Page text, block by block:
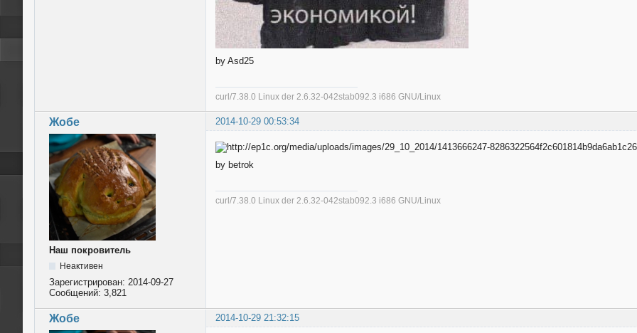
by Asd25
curl/7.38.0 Linux der 2.6.32-042stab092.3 i686 GNU/Linux
Жобе 2014-10-29 00:53:34
Наш покровитель
Неактивен
Зарегистрирован: 2014-09-27
Сообщений: 3,821
by betrok
curl/7.38.0 Linux der 2.6.32-042stab092.3 i686 GNU/Linux
Жобе 2014-10-29 21:32:15